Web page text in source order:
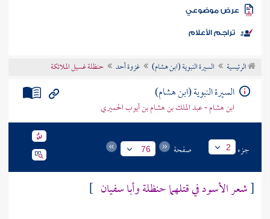
الكتب
موضوعي
تراجم الأعلام
الرئيسية السيرة النبوية (ابن هشام) غزوة أحد حنظلة غسيل الملائكة
السيرة النبوية (ابن هشام)
ابن هشام - عبد الملك بن هشام بن أيوب الحميري
جزء 2 صفحة 76
[شعر الأسود في قتلهما حنظلة وأبا سفيان ]